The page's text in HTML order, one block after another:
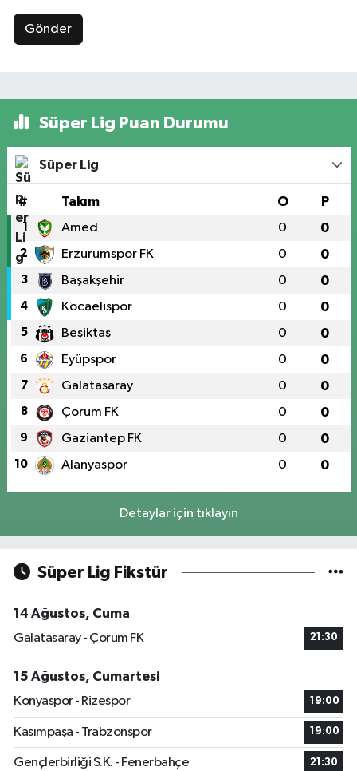
Gönder
Süper Lig Puan Durumu
Süper Lig
# Takım O P
1 Amed 0 0
2 Erzurumspor FK 0 0
3 Başakşehir 0 0
4 Kocaelispor 0 0
5 Beşiktaş 0 0
6 Eyüpspor 0 0
7 Galatasaray 0 0
8 Çorum FK 0 0
9 Gaziantep FK 0 0
10 Alanyaspor 0 0
Detaylar için tıklayın
Süper Lig Fikstür
14 Ağustos, Cuma
Galatasaray - Çorum FK
21:30
15 Ağustos, Cumartesi
Konyaspor - Rizespor
19:00
Kasımpaşa - Trabzonspor 19:00
Gençlerbirliği S.K. - Fenerbahçe 21:30